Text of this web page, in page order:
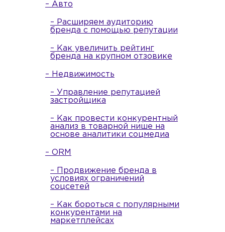
– Авто
– Расширяем аудиторию
бренда с помощью репутации
– Как увеличить рейтинг
бренда на крупном отзовике
– Недвижимость
– Управление репутацией
застройщика
– Как провести конкурентный
анализ в товарной нише на
основе аналитики соцмедиа
– ORM
– Продвижение бренда в
условиях ограничений
соцсетей
– Как бороться с популярными
конкурентами на
маркетплейсах